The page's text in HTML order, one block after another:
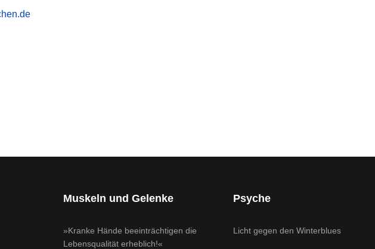
nach Blutvergiftung: Wieder sicher gehen dank Silikonprothese
»Ohne meine Schiene hätte ich nicht so schnell wieder einsteigen können!«
Muskeln und Gelenke
»Kranke Hände beeinträchtigen die
Lebensqualität erheblich!«
Psyche
Licht gegen den Winterblues